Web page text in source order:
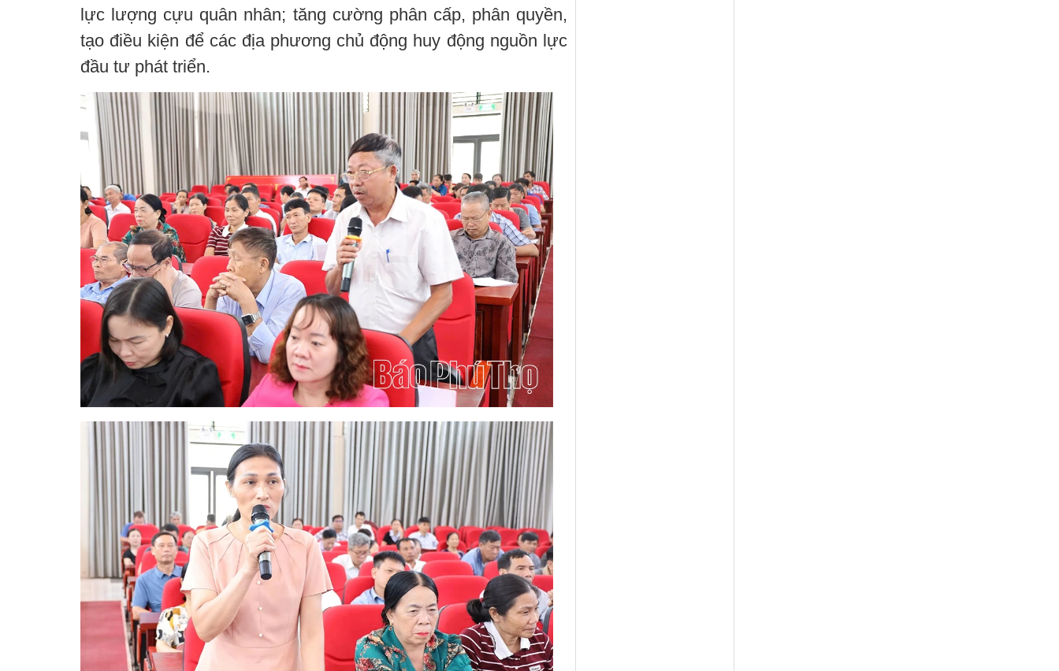
lực lượng cựu quân nhân; tăng cường phân cấp, phân quyền,
tạo điều kiện để các địa phương chủ động huy động nguồn lực
đầu tư phát triển.